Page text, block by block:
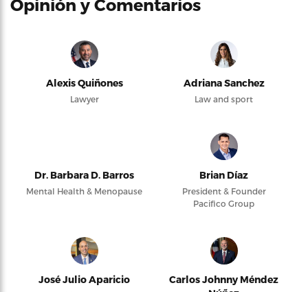
Opinión y Comentarios
Alexis Quiñones
Lawyer
Adriana Sanchez
Law and sport
Dr. Barbara D. Barros
Mental Health & Menopause
Brian Díaz
President & Founder
Pacifico Group
José Julio Aparicio
Carlos Johnny Méndez